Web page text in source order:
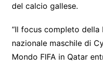
del calcio gallese.
“Il focus completo della
nazionale maschile di
Mondo FIFA in Qatar